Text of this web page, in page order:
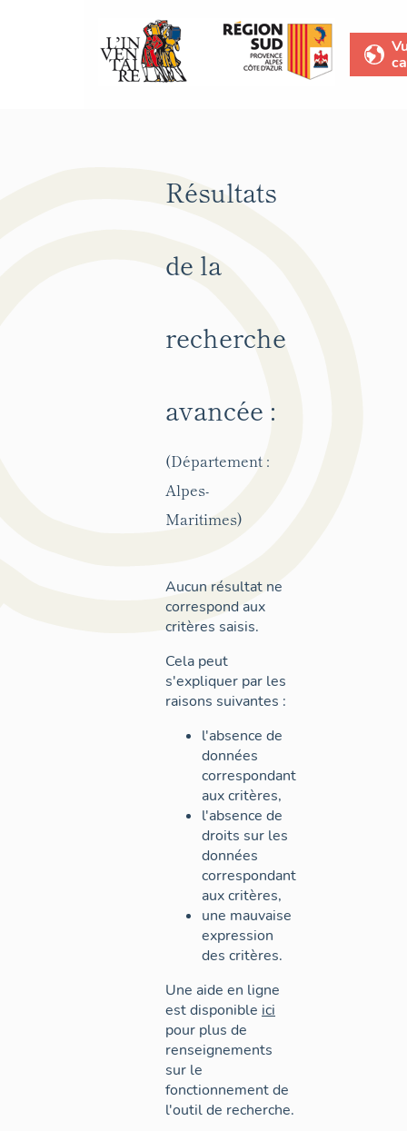
Résultats
de la
recherche
avancée :
(Département :
Alpes-
Maritimes)
Aucun résultat ne
correspond aux
critères saisis.
Cela peut
s'expliquer par les
raisons suivantes :
l'absence de
données
correspondant
aux critères,
l'absence de
droits sur les
données
correspondant
aux critères,
une mauvaise
expression
des critères.
Une aide en ligne
est disponible ici
pour plus de
renseignements
sur le
fonctionnement de
l'outil de recherche.